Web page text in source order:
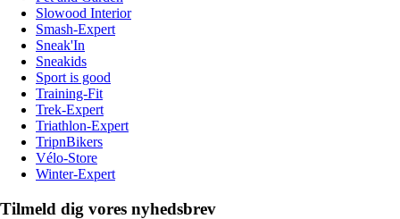
Slowood Interior
Smash-Expert
Sneak'In
Sneakids
Sport is good
Training-Fit
Trek-Expert
Triathlon-Expert
TripnBikers
Vélo-Store
Winter-Expert
Tilmeld dig vores nyhedsbrev